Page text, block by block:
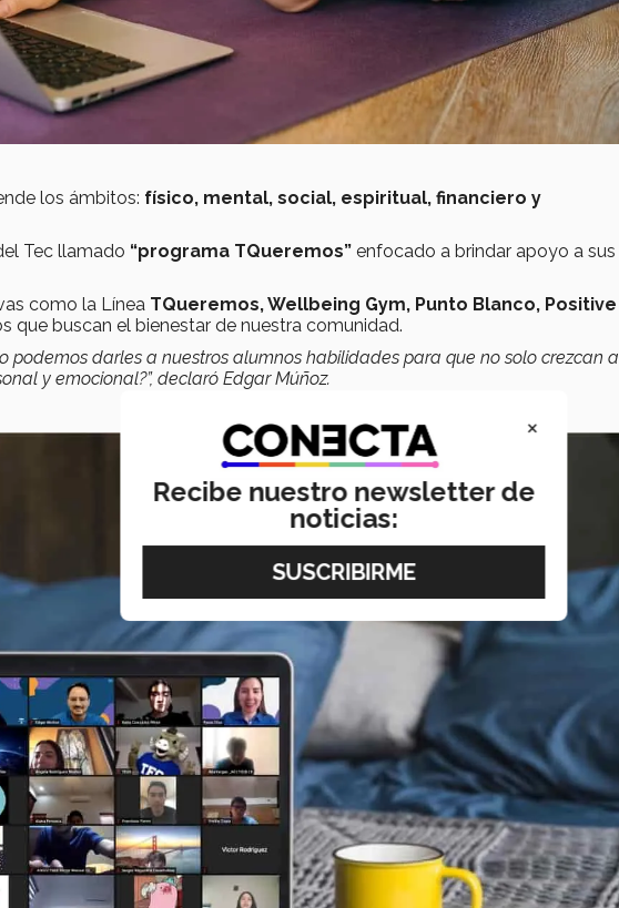
los ámbitos: físico, mental, social, espiritual, financiero y
Tec llamado “programa TQueremos” enfocado a brindar apoyo a sus
como la Línea TQueremos, Wellbeing Gym, Punto Blanco, Positive
que buscan el bienestar de nuestra comunidad.
podemos darles a nuestros alumnos habilidades para que no solo crezcan a
y emocional?”, declaró Edgar Múñoz.
×
Recibe nuestro newsletter de
noticias: